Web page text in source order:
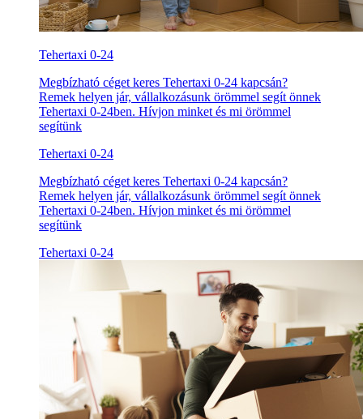
Tehertaxi 0-24
Megbízható céget keres Tehertaxi 0-24 kapcsán?
Remek helyen jár, vállalkozásunk örömmel segít önnek
Tehertaxi 0-24ben. Hívjon minket és mi örömmel
segítünk
Tehertaxi 0-24
Megbízható céget keres Tehertaxi 0-24 kapcsán?
Remek helyen jár, vállalkozásunk örömmel segít önnek
Tehertaxi 0-24ben. Hívjon minket és mi örömmel
segítünk
Tehertaxi 0-24